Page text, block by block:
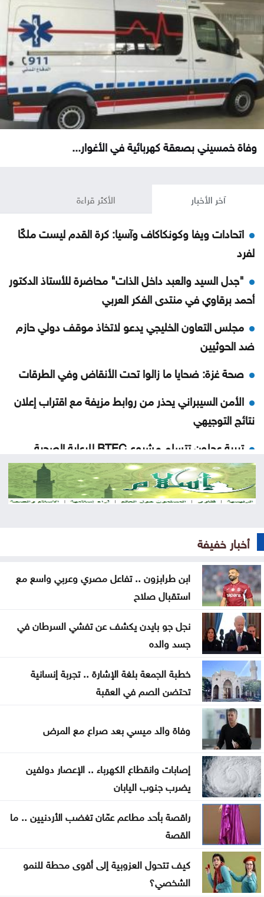
وفاة خمسيني بصعقة كهربائية في الأغوار...
آخر الأخبار الأكثر قراءة
اتحادات ويفا وكونكاكاف وآسيا: كرة القدم ليست ملكًا
لفرد
"جدل السيد والعبد داخل الذات" محاضرة للأستاذ الدكتور
أحمد برقاوي في منتدى الفكر العربي
مجلس التعاون الخليجي يدعو لاتخاذ موقف دولي حازم
ضد الحوثيين
صحة غزة: ضحايا ما زالوا تحت الأنقاض وفي الطرقات
الأمن السيبراني يحذر من روابط مزيفة مع اقتراب إعلان
نتائج التوجيهي
تربية عجلون تتسلم مشروع BTEC للرعاية الصحية
بمدرسة عبين الثانوية
إطلاق الخدمات الاستشارية لمشروع تحسين كفاءة قطاع
ارتفاع جديد بأسعار الذهب بمقدار 30 قرشًا محليًا الاثنين
الأمن العام يتوعد مطلقي العيارات النارية بالتزامن مع
نتائج التوجيهي
الأول من 2026
التربية تحذر من صفحات وهمية على تيليغرام تدّعي
تعديل نتائج التوجيهي
روسيا تسقط 456 مسيّرة أوكرانية وتعلن عن قتلى
مصابون بنيران الاحتلال الإسرائيلي في جباليا شمال
قطاع غزة
وزارة الاقتصاد الرقمي: 3 ملايين هوية رقمية عبر سند
إيران تربط إعادة فتح مضيق هرمز بتنازلات أميركية
أخبار خفيفة
ابن طرابزون .. تفاعل مصري وعربي واسع مع
استقبال صلاح
نجل جو بايدن يكشف عن تفشي السرطان في
جسد والده
خطبة الجمعة بلغة الإشارة .. تجربة إنسانية
تحتضن الصم في العقبة
وفاة والد ميسي بعد صراع مع المرض
إصابات وانقطاع الكهرباء .. الإعصار دولفين
يضرب جنوب اليابان
راقصة بأحد مطاعم عمّان تغضب الأردنيين .. ما
القصة
كيف تتحول العزوبية إلى أقوى محطة للنمو
الشخصي؟